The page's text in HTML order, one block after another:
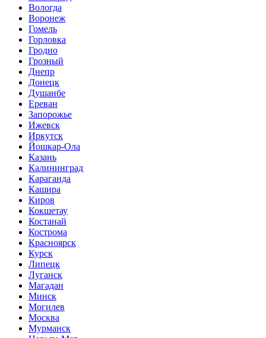
Вологда
Воронеж
Гомель
Горловка
Гродно
Грозный
Днепр
Донецк
Душанбе
Ереван
Запорожье
Ижевск
Иркутск
Йошкар-Ола
Казань
Калининград
Караганда
Кашира
Киров
Кокшетау
Костанай
Кострома
Красноярск
Курск
Липецк
Луганск
Магадан
Минск
Могилев
Москва
Мурманск